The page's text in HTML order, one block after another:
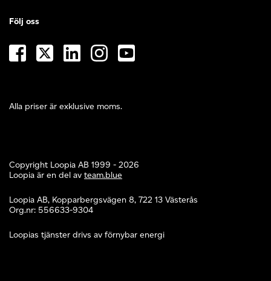
Alla priser är exklusive moms.
Följ oss
Copyright Loopia AB 1999 - 2026
Loopia är en del av team.blue
Loopia AB, Kopparbergsvägen 8, 722 13 Västerås
Org.nr: 556633-9304
Loopias tjänster drivs av förnybar energi